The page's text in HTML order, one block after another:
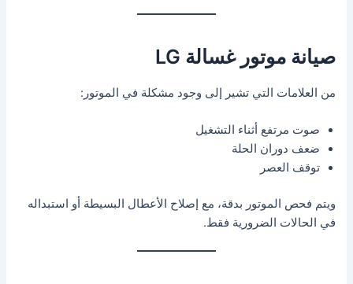
صيانة موتور غسالة LG
من العلامات التي تشير إلى وجود مشكلة في الموتور:
صوت مرتفع أثناء التشغيل
ضعف دوران الحلة
توقف العصر
ويتم فحص الموتور بدقة، مع إصلاح الأعطال البسيطة أو استبداله
في الحالات الضرورية فقط.